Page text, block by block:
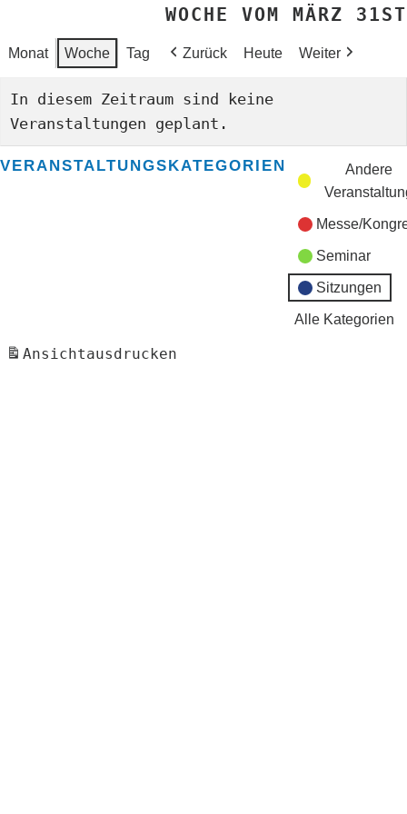
WOCHE VOM MÄRZ 31ST
Monat Woche Tag Zurück Heute Weiter
In diesem Zeitraum sind keine
Veranstaltungen geplant.
VERANSTALTUNGSKATEGORIEN
Andere
Messe/
Seminar
Sitzungen
Alle Kategorien
Ansichtausdrucken